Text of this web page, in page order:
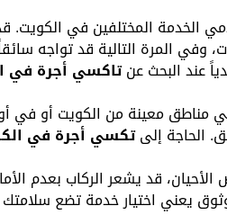
الخدمة المختلفين في الكويت.
المرة التالية قد تواجه
عند البحث عنتاكسي أجرة في
معينة من الكويت أو في
الحاجة إلىتكسي أجرة في
قد يشعر الركاب بعدم
يعني اختيار خدمة تضع